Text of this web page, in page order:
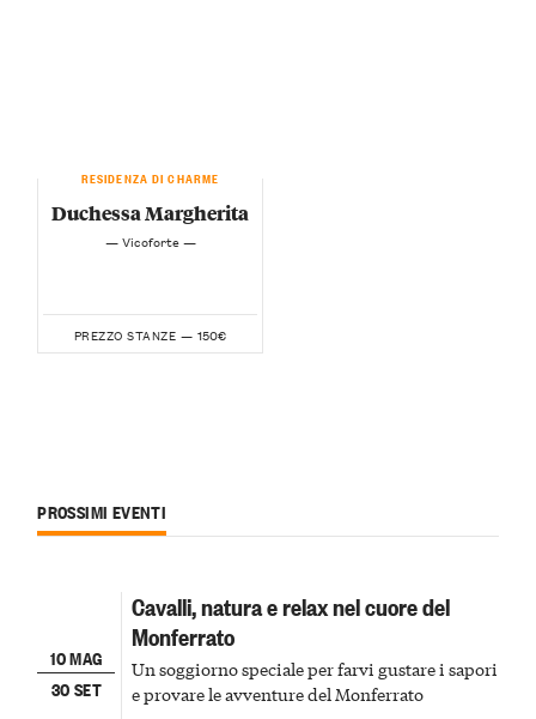
RESIDENZA DI CHARME
Duchessa Margherita
— Vicoforte —
PREZZO STANZE — 150€
PROSSIMI EVENTI
10 MAG
30 SET
Cavalli, natura e relax nel cuore del
Monferrato
Un soggiorno speciale per farvi gustare i sapori
e provare le avventure del Monferrato